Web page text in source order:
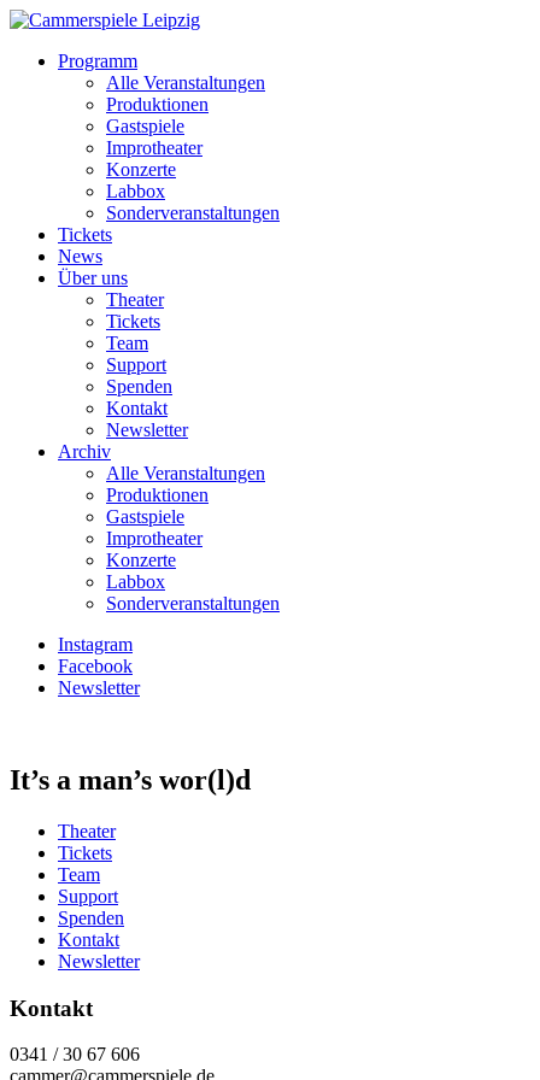
Programm
Alle Veranstaltungen
Produktionen
Gastspiele
Improtheater
Konzerte
Labbox
Sonderveranstaltungen
Tickets
News
Über uns
Theater
Tickets
Team
Support
Spenden
Kontakt
Newsletter
Archiv
Alle Veranstaltungen
Produktionen
Gastspiele
Improtheater
Konzerte
Labbox
Sonderveranstaltungen
Instagram
Facebook
Newsletter
It’s a man’s wor(l)d
Theater
Tickets
Team
Support
Spenden
Kontakt
Newsletter
Kontakt
0341 / 30 67 606